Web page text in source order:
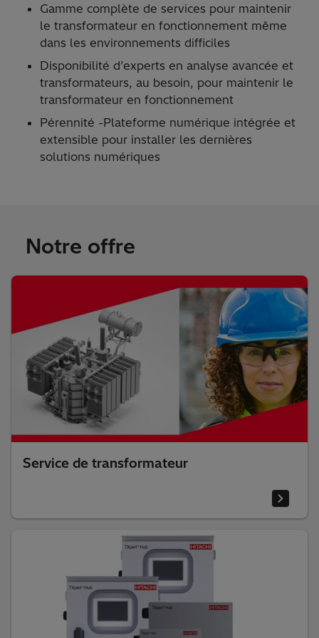
Gamme complète de services pour maintenir
le transformateur en fonctionnement même
dans les environnements difficiles
Disponibilité d’experts en analyse avancée et
transformateurs, au besoin, pour maintenir le
transformateur en fonctionnement
Pérennité -Plateforme numérique intégrée et
extensible pour installer les dernières
solutions numériques
Notre offre
Service de transformateur